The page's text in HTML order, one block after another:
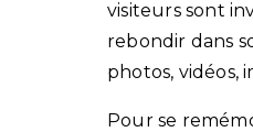
visiteurs sont
rebondir dans
photos, vidéos,
Pour se